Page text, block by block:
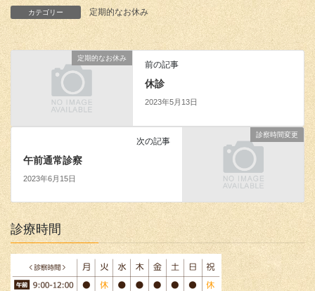
カテゴリー 定期的なお休み
定期的なお休み
前の記事
休診
2023年5月13日
診察時間変更
次の記事
午前通常診察
2023年6月15日
診療時間